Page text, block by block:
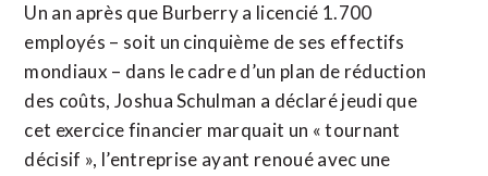
Un an après que Burberry a licencié 1.700
employés – soit un cinquième de ses effectifs
mondiaux – dans ‌le cadre d’un ​plan de réduction
des coûts, Joshua Schulman a déclaré jeudi que
cet exercice financier ​marquait un « tournant
décisif », l’entreprise ayant renoué avec une